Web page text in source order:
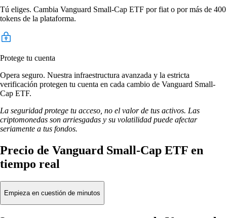
Tú eliges. Cambia Vanguard Small-Cap ETF por fiat o por más de 400
tokens de la plataforma.
Protege tu cuenta
Opera seguro. Nuestra infraestructura avanzada y la estricta
verificación protegen tu cuenta en cada cambio de Vanguard Small-
Cap ETF.
La seguridad protege tu acceso, no el valor de tus activos. Las
criptomonedas son arriesgadas y su volatilidad puede afectar
seriamente a tus fondos.
Precio de Vanguard Small-Cap ETF en
tiempo real
Empieza en cuestión de minutos